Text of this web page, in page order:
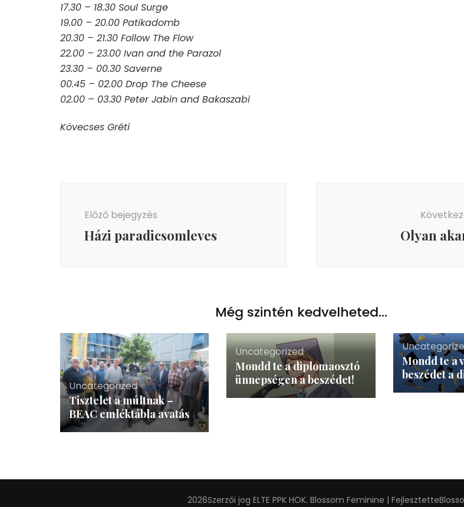
17.30 – 18.30 Soul Surge
19.00 – 20.00 Patikadomb
20.30 – 21.30 Follow The Flow
22.00 – 23.00 Ivan and the Parazol
23.30 – 00.30 Saverne
00.45 – 02.00 Drop The Cheese
02.00 – 03.30 Peter Jabin and Bakaszabi
Kövecses Gréti
Előző bejegyzés
Házi paradicsomleves Olyan
Még szintén kedvelheted...
Uncategorized
Tisztelet a múltnak –
BEAC emléktábla avatás
Uncategorized
Mondd te a diplomaosztó
ünnepségen a beszédet!
Mondd te a
beszédet a
2026Szerzői jog ELTE PPK HÖK. Blossom Feminine | Fejlesztette